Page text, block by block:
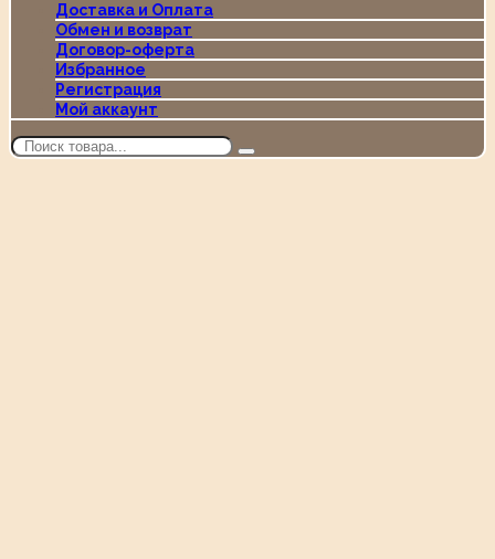
Доставка и Оплата
Обмен и возврат
Договор-оферта
Избранное
Регистрация
Мой аккаунт